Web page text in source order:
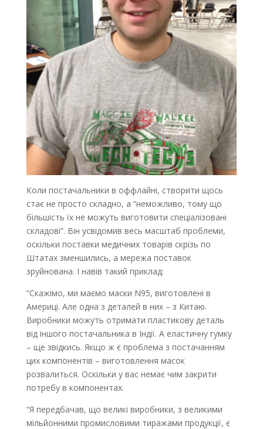
Коли постачальники в оффлайні, створити щось
стає не просто складно, а “неможливо, тому що
більшість їх не можуть виготовити спеціалізовані
складові”. Він усвідомив весь масштаб проблеми,
оскільки поставки медичних товарів скрізь по
Штатах зменшились, а мережа поставок
зруйнована. І навів такий приклад:
“Скажімо, ми маємо маски N95, виготовлені в
Америці. Але одна з деталей в них – з Китаю.
Виробники можуть отримати пластикову деталь
від іншого постачальника в Індії. А еластичну гумку
– ще звідкись. Якщо ж є проблема з постачанням
цих компонентів – виготовлення масок
розвалиться. Оскільки у вас немає чим закрити
потребу в компонентах.
“Я передбачав, що великі виробники, з великими
мільйонними промисловими тиражами продукції, є